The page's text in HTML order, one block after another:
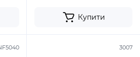
Купити
3007